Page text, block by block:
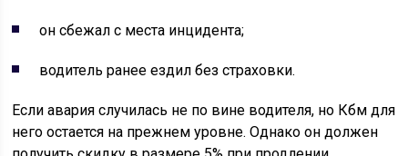
он сбежал с места инцидента;
водитель ранее ездил без страховки.
Если авария случилась не по вине водителя, но Кбм для
него остается на прежнем уровне. Однако он должен